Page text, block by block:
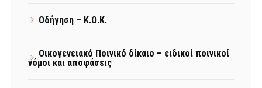
Οδήγηση – Κ.Ο.Κ.
Οικογενειακό Ποινικό δίκαιο – ειδικοί ποινικοί
νόμοι και αποφάσεις